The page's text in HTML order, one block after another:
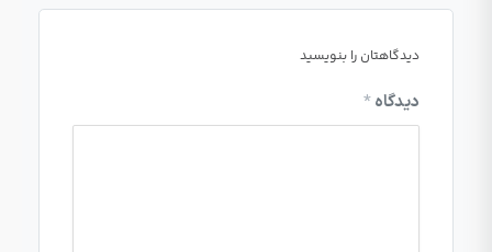
دیدگاهتان را بنویسید
دیدگاه*